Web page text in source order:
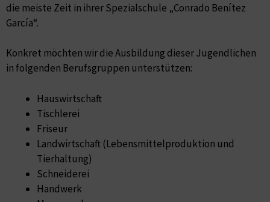
die meiste Zeit in ihrer Spezialschule „Conrado Benítez
García“.
Konkret möchten wir die Ausbildung dieser Jugendlichen
in folgenden Berufsgruppen unterstützen:
Hauswirtschaft
Tischlerei
Friseur
Landwirtschaft (Lebensmittelproduktion und
Tierhaltung)
Schneiderei
Handwerk